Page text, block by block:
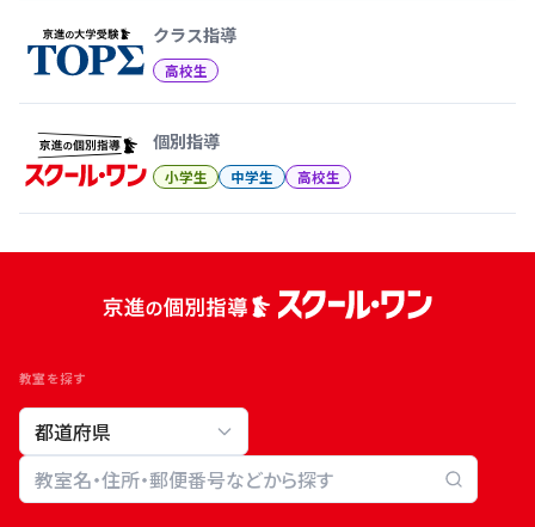
クラス指導
高校生
個別指導
小学生 中学生 高校生
教室を探す
教室検索